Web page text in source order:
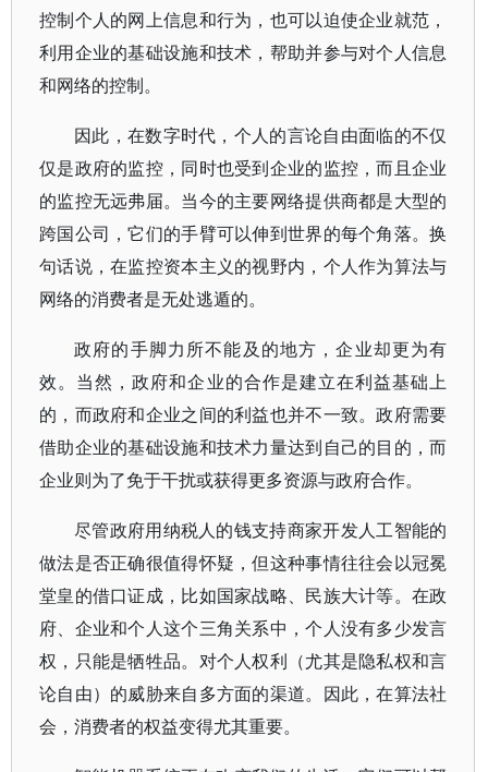
控制个人的网上信息和行为，也可以迫使企业就范，
利用企业的基础设施和技术，帮助并参与对个人信息
和网络的控制。
因此，在数字时代，个人的言论自由面临的不仅
仅是政府的监控，同时也受到企业的监控，而且企业
的监控无远弗届。当今的主要网络提供商都是大型的
跨国公司，它们的手臂可以伸到世界的每个角落。换
句话说，在监控资本主义的视野内，个人作为算法与
网络的消费者是无处逃遁的。
政府的手脚力所不能及的地方，企业却更为有
效。当然，政府和企业的合作是建立在利益基础上
的，而政府和企业之间的利益也并不一致。政府需要
借助企业的基础设施和技术力量达到自己的目的，而
企业则为了免于干扰或获得更多资源与政府合作。
尽管政府用纳税人的钱支持商家开发人工智能的
做法是否正确很值得怀疑，但这种事情往往会以冠冕
堂皇的借口证成，比如国家战略、民族大计等。在政
府、企业和个人这个三角关系中，个人没有多少发言
权，只能是牺牲品。对个人权利（尤其是隐私权和言
论自由）的威胁来自多方面的渠道。因此，在算法社
会，消费者的权益变得尤其重要。